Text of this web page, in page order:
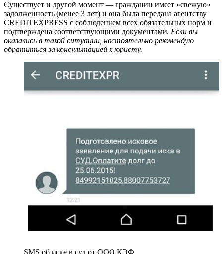
Существует и другой момент — гражданин имеет «свежую»
задолженность (менее 3 лет) и она была передана агентству
CREDITEXPRESS с соблюдением всех обязательных норм и
подтверждена соответствующими документами. Если вы
оказались в такой ситуации, настоятельно рекомендую
обратиться за консультацией к юристу.
SMS об иске в суд от ООО КЭФ